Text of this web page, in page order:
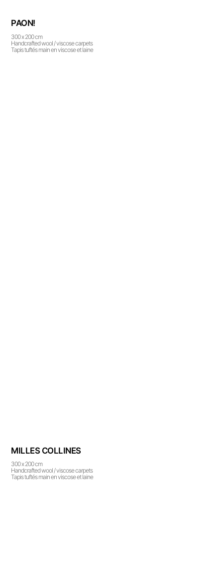
PAON!
300 x 200 cm
Handcrafted wool / viscose carpets
Tapis tuftés main en viscose et laine
MILLES COLLINES
300 x 200 cm
Handcrafted wool / viscose carpets
Tapis tuftés main en viscose et laine